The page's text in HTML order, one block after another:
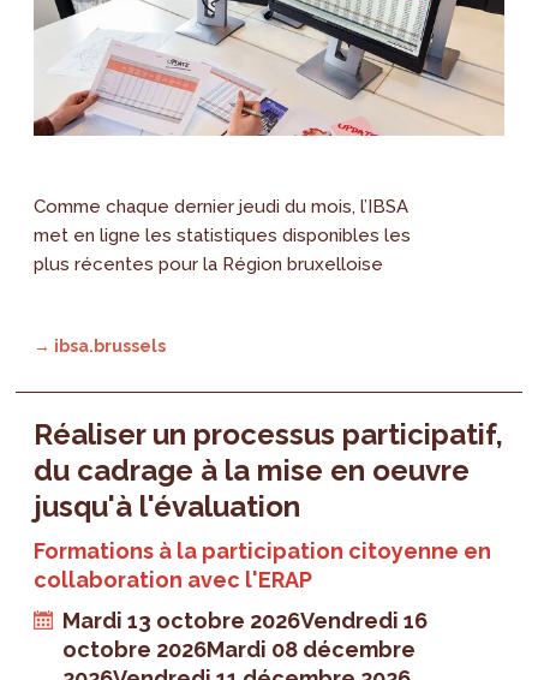
Comme chaque dernier jeudi du mois, l’IBSA
met en ligne les statistiques disponibles les
plus récentes pour la Région bruxelloise
→ ibsa.brussels
Réaliser un processus participatif,
du cadrage à la mise en oeuvre
jusqu'à l'évaluation
Formations à la participation citoyenne en
collaboration avec l'ERAP
Mardi 13 octobre 2026Vendredi 16
octobre 2026Mardi 08 décembre